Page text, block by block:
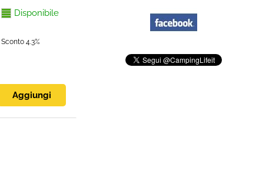
Disponibile
Sconto 4.3%